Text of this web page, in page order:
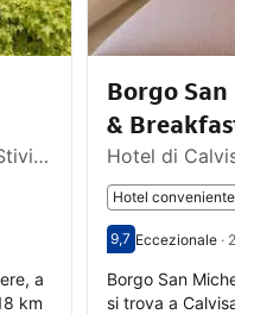
Hotel di Castiglione delle Stiviere
da 1 a 10 8,9
precedenti, 105 recensioni
a
km
Borgo San
& Breakfast
Hotel di
Hotel conveniente
Valutazione degli
9,7
Eccezionale -
Eccezionale· 22
Borgo San
si trova a